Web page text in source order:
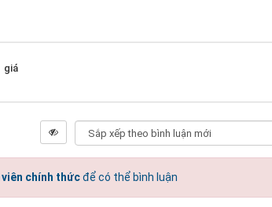
giá
viên chính thứcđể có thể bình luận